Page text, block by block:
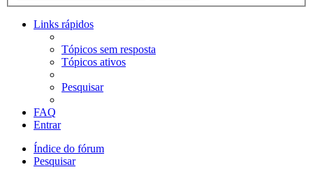
Links rápidos
Tópicos sem resposta
Tópicos ativos
Pesquisar
FAQ
Entrar
Índice do fórum
Pesquisar